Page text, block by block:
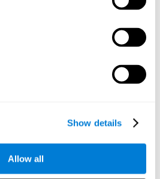
Show details
Allow all
se renuevan automáticamente,
consulte la página del producto para
sus servicios de pago
momento y por cualquier
exclusiva de determinar qué
plazos de renovación automática
de suscripción"), tal y como se
Su Suscripción se